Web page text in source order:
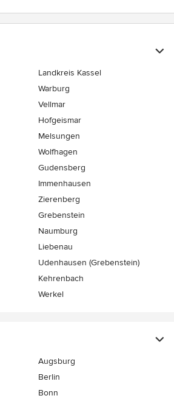
Landkreis Kassel
Warburg
Vellmar
Hofgeismar
Melsungen
Wolfhagen
Gudensberg
Immenhausen
Zierenberg
Grebenstein
Naumburg
Liebenau
Udenhausen (Grebenstein)
Kehrenbach
Werkel
Augsburg
Berlin
Bonn